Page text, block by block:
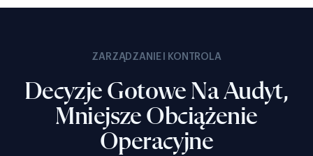
ZARZĄDZANIE I KONTROLA
Decyzje Gotowe Na Audyt,
Mniejsze Obciążenie
Operacyjne